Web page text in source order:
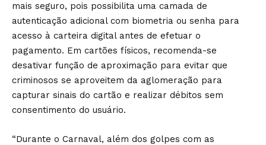
mais seguro, pois possibilita uma camada de
autenticação adicional com biometria ou senha para
acesso à carteira digital antes de efetuar o
pagamento. Em cartões físicos, recomenda-se
desativar função de aproximação para evitar que
criminosos se aproveitem da aglomeração para
capturar sinais do cartão e realizar débitos sem
consentimento do usuário.
“Durante o Carnaval, além dos golpes com as